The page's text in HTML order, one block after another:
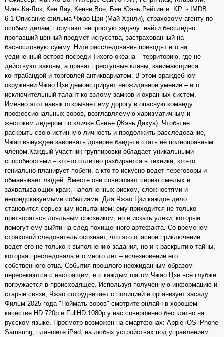
Чинь Ка-Лок, Кен Лау, Кенни Вон, Бен Юэнь Рейтинги: KP: - IMDB:
6.1 Описание фильма Чжао Цзи (Май Хэнли), страховому агенту по
особым делам, поручают непростую задачу: найти бесследно
пропавший ценный предмет искусства, застрахованный на
баснословную сумму. Нити расследования приводят его на
уединенный остров посреди Тихого океана – территорию, где не
действуют законы, а правят преступные кланы, занимающиеся
контрабандой и торговлей антиквариатом. В этом враждебном
окружении Чжао Цзи демонстрирует неожиданное умение – его
исключительный талант ко взлому замков и охранных систем.
Именно этот навык открывает ему дорогу в опасную команду
профессиональных воров, возглавляемую харизматичным и
жестоким лидером по кличке Сянъе (Жэнь Дахуа). Чтобы не
раскрыть свою истинную личность и продолжить расследование,
Чжао вынужден завоевать доверие банды и стать её полноправным
членом.Каждый участник группировки обладает уникальными
способностями – кто-то отлично разбирается в технике, кто-то
гениально планирует побеги, а кто-то искусно ведет переговоры и
обманывает людей. Вместе они совершают серию смелых и
захватывающих краж, наполненных риском, сложностями и
непредсказуемыми событиями. Для Чжао Цзи каждое дело
становится серьезным испытанием: ему приходится не только
притворяться лояльным союзником, но и искать улики, которые
помогут ему выйти на след похищенного артефакта. Со временем
страховой следователь осознает, что это опасное приключение
ведет его не только к выполнению задания, но и к раскрытию тайны,
которая преследовала его много лет – исчезновение его
собственного отца. События прошлого неожиданным образом
пересекаются с настоящим, и с каждым шагом Чжао Цзи всё глубже
погружается в происходящее. Используя полученную информацию и
старые связи, Чжао сотрудничает с полицией и организует засаду.
Фильм 2025 года "Поймать воров" смотрите онлайн в хорошем
качестве HD 720p и FullHD 1080p у нас совершенно бесплатно на
русском языке. Просмотр возможен на смартфонах: Apple iOS iPhone
Samsung, планшете iPad, на любых устройствах под управлением